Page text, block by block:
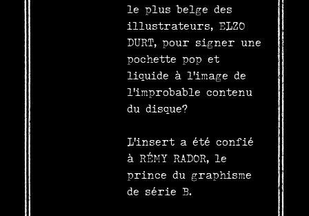
le plus belge des
illustrateurs, ELZO
DURT, pour signer une
pochette pop et
liquide à l’image de
l’improbable contenu
du disque?
L'insert a été confié
à RÉMY RADOR, le
prince du graphisme
de série B.